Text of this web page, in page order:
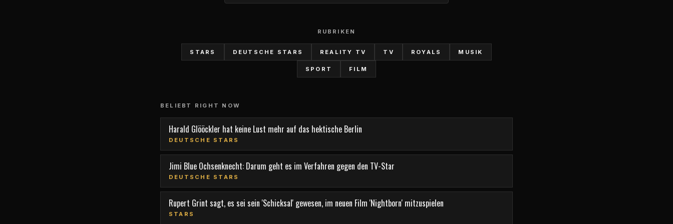
RUBRIKEN
STARS DEUTSCHE STARS REALITY TV TV ROYALS MUSIK
SPORT FILM
BELIEBT RIGHT NOW
Harald Glööckler hat keine Lust mehr auf das hektische Berlin
DEUTSCHE STARS
Jimi Blue Ochsenknecht: Darum geht es im Verfahren gegen den TV-Star
DEUTSCHE STARS
Rupert Grint sagt, es sei sein 'Schicksal' gewesen, im neuen Film 'Nightborn' mitzuspielen
STARS